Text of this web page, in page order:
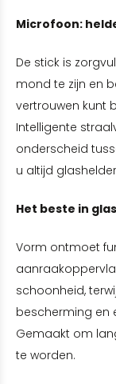
Microfoon:
De stick is
mond te zijn en
vertrouwen kunt
Intelligente
onderscheid
u altijd
Het beste in glas
Vorm ontmoet
schoonheid,
bescherming en
Gemaakt om
te worden.